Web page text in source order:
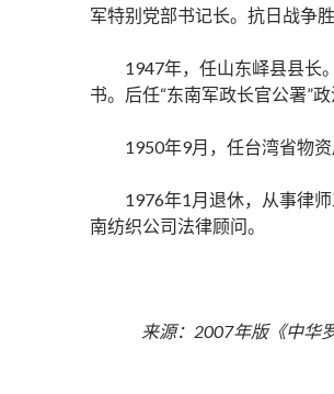
军特别党部书记长。抗日战争
1947年，任山东峄县县长
书。后任“东南军政长官公署”政
1950年9月，任台湾省物资
1976年1月退休，从事律
南纺织公司法律顾问。
来源：2007年版《中